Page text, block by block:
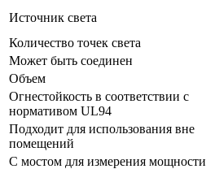
Источник света
Количество точек света
Может быть соединен
Объем
Огнестойкость в соответствии с
нормативом UL94
Подходит для использования вне
помещений
С мостом для измерения мощности